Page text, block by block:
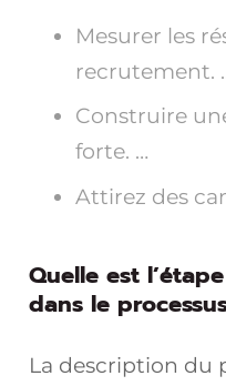
Mesurer les
recrutement.
Construire
forte. …
Attirez des
Quelle est
dans le
La description du